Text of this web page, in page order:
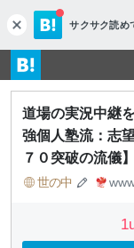
c
l
o
s
e
サクサク読め
道場の実況中継
強個人塾流：志
７０突破の流儀】
世の中
1